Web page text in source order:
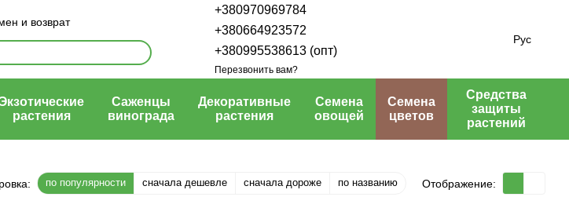
и возврат
+380970969784
+380664923572
+380995538613 (опт)
Перезвонить вам?
Рус
растения
Саженцы
винограда
Декоративные
растения
Семена
овощей
Семена
цветов
Средства
защиты
растений
по популярности сначала дешевле сначала дороже по названию Отображение: